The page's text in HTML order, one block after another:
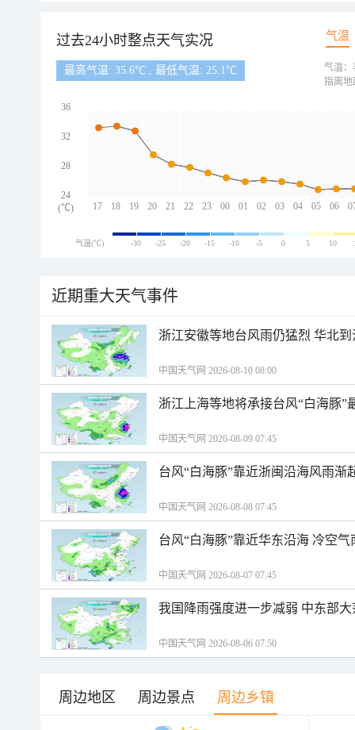
过去24小时整点天气实况 气温
最高气温: 35.6℃ , 最低气温: 25.1℃
17 18 19 20 21 22 23 00 01 02 03 04 05 06
36
32
28
24
(℃)
气温：
指离地
气温(℃) -30 -25 -20 -15 -10 -5 0 5 10
近期重大天气事件
浙江安徽等地台风雨仍猛烈 华北
中国天气网 2026-08-10 08:00
浙江上海等地将承接台风“白海豚”
中国天气网 2026-08-09 07:45
台风“白海豚”靠近浙闽沿海风雨渐
中国天气网 2026-08-08 07:45
台风“白海豚”靠近华东沿海 冷空
中国天气网 2026-08-07 07:45
我国降雨强度进一步减弱 中东部
中国天气网 2026-08-06 07:50
周边地区 周边景点 周边乡镇